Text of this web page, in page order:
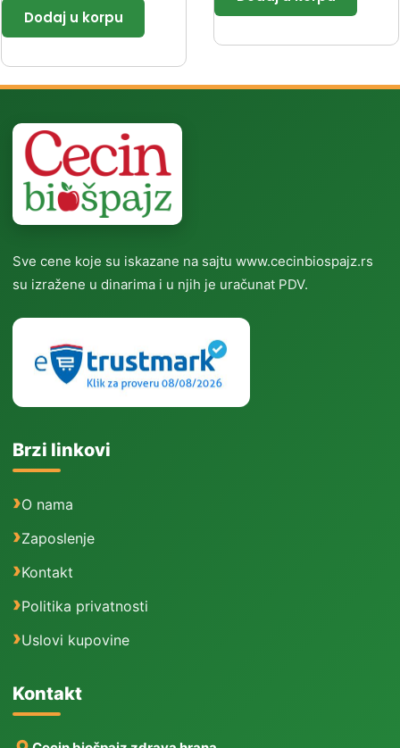
Sve cene koje su iskazane na sajtu www.cecinbiospajz.rs
su izražene u dinarima i u njih je uračunat PDV.
Brzi linkovi
O nama
Zaposlenje
Kontakt
Politika privatnosti
Uslovi kupovine
Kontakt